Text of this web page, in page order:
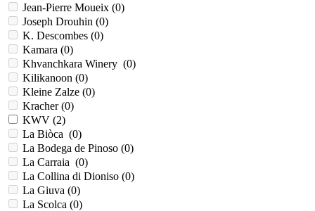
Jean-Pierre Moueix (0)
Joseph Drouhin (0)
K. Descombes (0)
Kamara (0)
Khvanchkara Winery (0)
Kilikanoon (0)
Kleine Zalze (0)
Kracher (0)
KWV (2)
La Biòca (0)
La Bodega de Pinoso (0)
La Carraia (0)
La Collina di Dioniso (0)
La Giuva (0)
La Scolca (0)